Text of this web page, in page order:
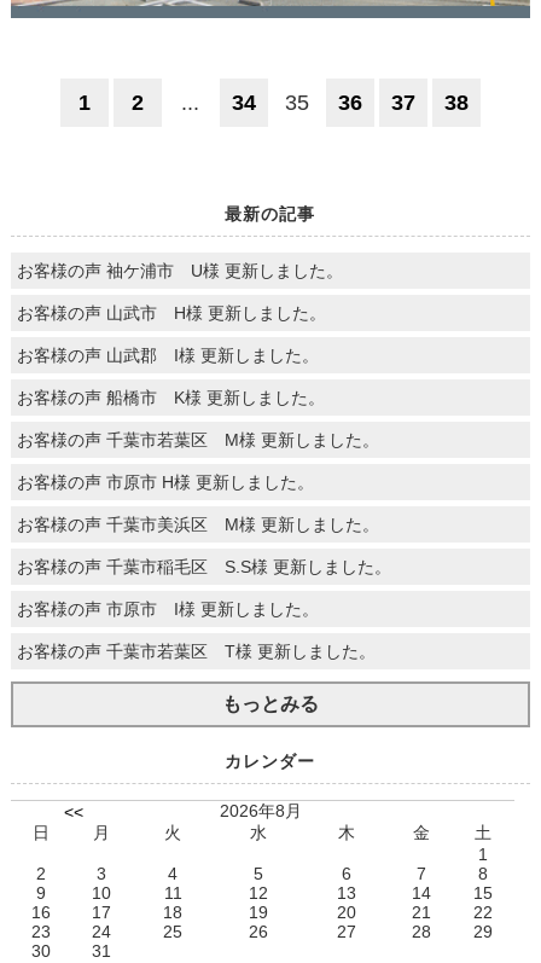
1 2 ... 34 35 36 37 38
最新の記事
お客様の声 袖ケ浦市 U様 更新しました。
お客様の声 山武市 H様 更新しました。
お客様の声 山武郡 I様 更新しました。
お客様の声 船橋市 K様 更新しました。
お客様の声 千葉市若葉区 M様 更新しました。
お客様の声 市原市 H様 更新しました。
お客様の声 千葉市美浜区 M様 更新しました。
お客様の声 千葉市稲毛区 S.S様 更新しました。
お客様の声 市原市 I様 更新しました。
お客様の声 千葉市若葉区 T様 更新しました。
もっとみる
カレンダー
<<
2026年8月
日
月 火 水 木 金
土
1
2
3 4 5 6 7
8
9
10 11 12 13 14
15
16
17 18 19 20 21
22
23
24 25 26 27 28
29
30
31